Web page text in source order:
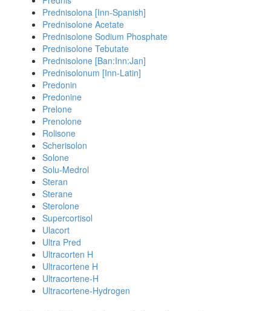
Prednisolona [Inn-Spanish]
Prednisolone Acetate
Prednisolone Sodium Phosphate
Prednisolone Tebutate
Prednisolone [Ban:Inn:Jan]
Prednisolonum [Inn-Latin]
Predonin
Predonine
Prelone
Prenolone
Rolisone
Scherisolon
Solone
Solu-Medrol
Steran
Sterane
Sterolone
Supercortisol
Ulacort
Ultra Pred
Ultracorten H
Ultracortene H
Ultracortene-H
Ultracortene-Hydrogen